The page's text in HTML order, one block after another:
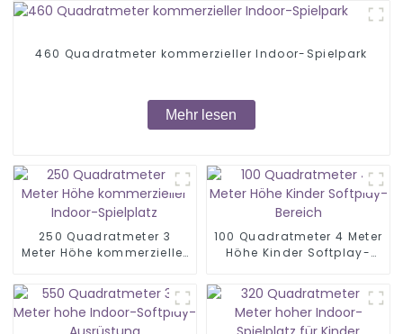
460 Quadratmeter kommerzieller Indoor-Spielpark
Mehr lesen
250 Quadratmeter 3
Meter Höhe kommerzieller
100 Quadratmeter 4 Meter
Höhe Kinder Softplay-